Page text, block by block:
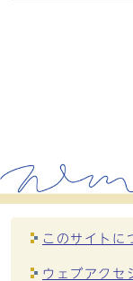
このサイトに
ウェブアクセ